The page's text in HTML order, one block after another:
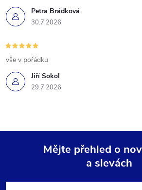
Petra Brádková
30.7.2026
Jiří Sokol
29.7.2026
vše v pořádku
Mějte přehled o
a slevách